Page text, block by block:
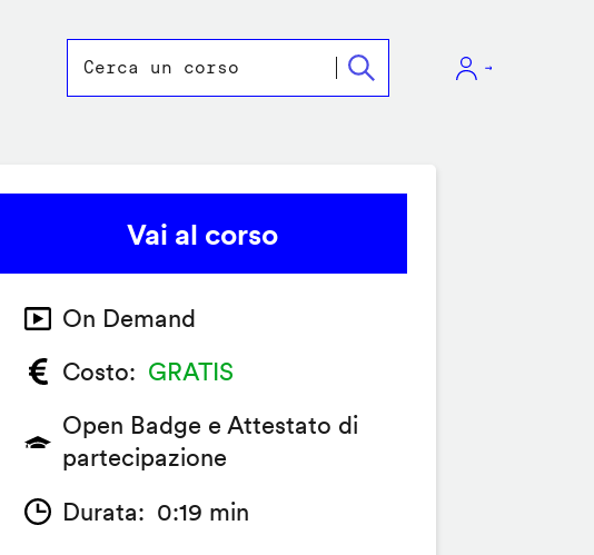
Vai al corso
On Demand
Costo
GRATIS
Open Badge e Attestato di
partecipazione
Durata
0:19 min